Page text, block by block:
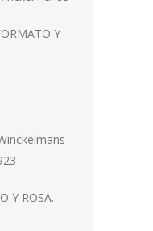
Y
Y ROSA.